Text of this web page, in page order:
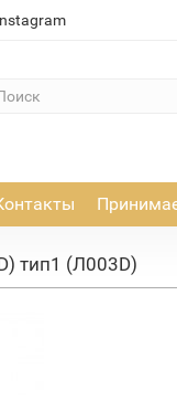
тип1 (Л003D)